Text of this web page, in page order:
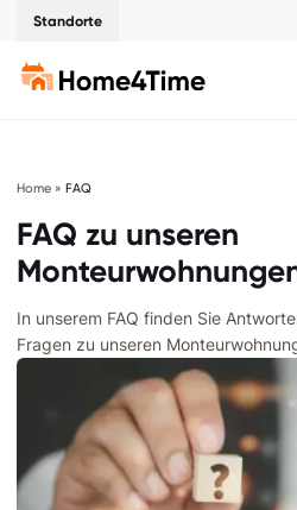
Standorte
Home » FAQ
FAQ zu unseren
In unserem FAQ finden Sie
Fragen zu unseren